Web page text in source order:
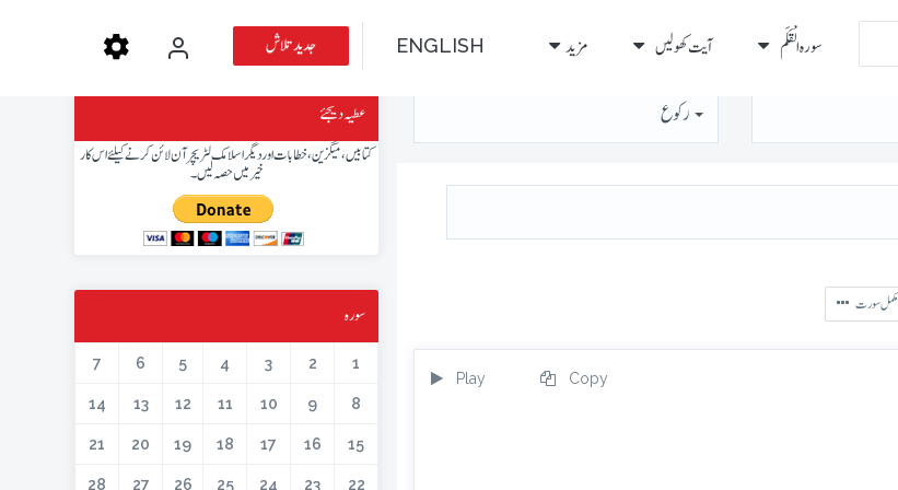
سورہ الْقَلَم آیت کھولیں مزید ENGLISH جدید تلاش
رُكوع
مکمل سورت
Play Copy
عطیہ دیجئے
کتابیں، میگزین، خطابات اور دیگر اسلامک لٹریچر آن لائن کرنے کیلئے اس کار
خیر میں حصہ لیں۔
سورہ
1
2
3
4
5
6
7
8
9
10
11
12
13
14
15
16
17
18
19
20
21
22
23
24
25
26
27
28